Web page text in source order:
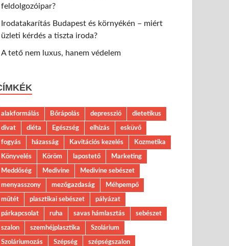
feldolgozóipar?
Irodatakarítás Budapest és környékén – miért
üzleti kérdés a tiszta iroda?
A tető nem luxus, hanem védelem
alakformálás Bőrápolás depresszió
dietetikus
divat
diéta Egészség elhízás
esküvő
fogyás
házasság Kavitációs kezelés
Kozmetika
Könyvelés
Köröm lapostető
Marketing
Meddőség
Medivine
Medivine sebészet
menyasszony
mezőgazdaság
Méhpempő
műtét
plasztikai sebészet
pályázat
párkapcsolat
ruha savas hámlasztás
sebészet
szalon
szemhéjplasztika
Szolárium
Szoláriumozás
Szépség
szépségszalon